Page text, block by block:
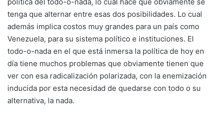
tenga que alternar entre esas dos posibilidades. Lo cual
además implica costos muy grandes para un país como
Venezuela, para su sistema político e instituciones. El
todo-o-nada en el que está inmersa la política de hoy en
día tiene muchos problemas que obviamente tienen que
ver con esa radicalización polarizada, con la enemización
inducida por esta necesidad de quedarse con todo o su
alternativa, la nada.